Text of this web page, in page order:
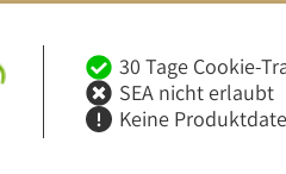
30 Tage Cookie-
SEA nicht erlaubt
Keine